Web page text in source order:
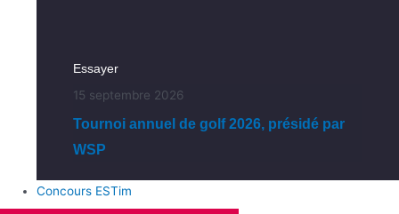
Essayer
15 septembre 2026
Tournoi annuel de golf 2026, présidé par
WSP
Concours ESTim